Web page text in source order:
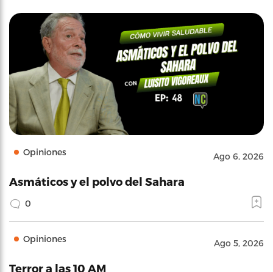
Opiniones Ago 6, 2026
Asmáticos y el polvo del Sahara
0
Opiniones Ago 5, 2026
Terror a las 10 AM